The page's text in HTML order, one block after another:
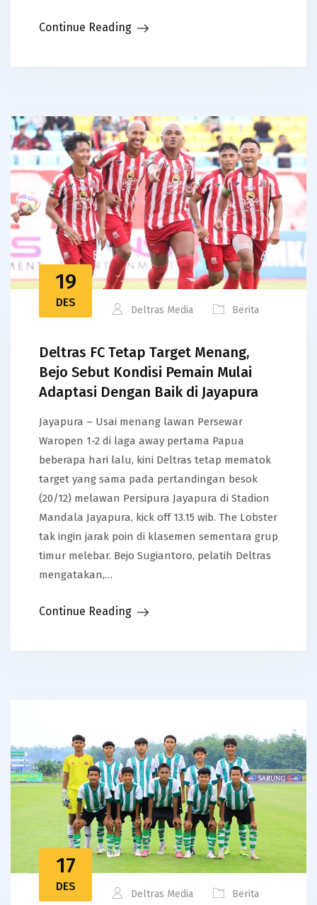
Continue Reading
19
DES
Deltras Media Berita
Deltras FC Tetap Target Menang,
Bejo Sebut Kondisi Pemain Mulai
Adaptasi Dengan Baik di Jayapura
Jayapura – Usai menang lawan Persewar
Waropen 1-2 di laga away pertama Papua
beberapa hari lalu, kini Deltras tetap mematok
target yang sama pada pertandingan besok
(20/12) melawan Persipura Jayapura di Stadion
Mandala Jayapura, kick off 13.15 wib. The Lobster
tak ingin jarak poin di klasemen sementara grup
timur melebar. Bejo Sugiantoro, pelatih Deltras
mengatakan,…
Continue Reading
17
DES
Deltras Media Berita